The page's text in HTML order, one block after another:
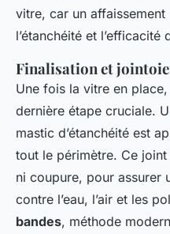
vitre, car un
l’étanchéité et l’efficacité
Finalisation et
Une fois la vitre en
dernière étape cruciale.
mastic d’étanchéité est
tout le périmètre. Ce
ni coupure, pour assurer
contre l’eau, l’air et les
bandes, méthode